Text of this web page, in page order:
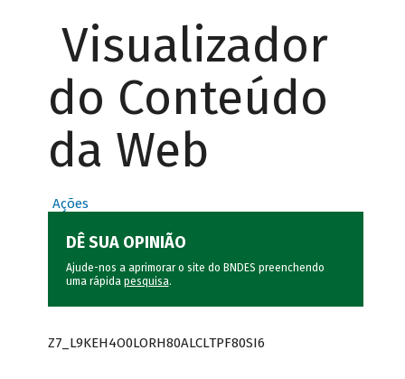
Visualizador
do Conteúdo
da Web
Ações
DÊ SUA OPINIÃO
Ajude-nos a aprimorar o site do BNDES preenchendo
uma rápida pesquisa.
Z7_L9KEH4O0LORH80ALCLTPF80SI6